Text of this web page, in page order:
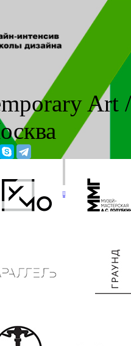
Пражской школы дизайна
Art